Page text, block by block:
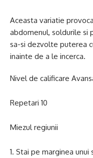
Aceasta variatie
abdomenul, soldurile si
sa-si dezvolte puterea
inainte de a le incerca.
Nivel de calificare
Repetari 10
Miezul regiunii
Stai pe marginea unui